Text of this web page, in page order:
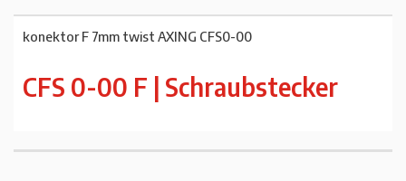
konektor F 7mm twist AXING CFS0-00
CFS 0-00 F | Schraubstecker